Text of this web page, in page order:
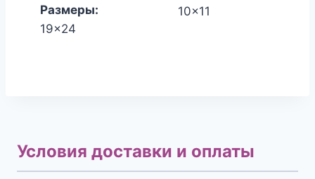
Размеры:
19x24
10x11
Условия доставки и оплаты